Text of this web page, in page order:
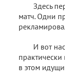
Здесь
матч. Одни
И вот
в этом